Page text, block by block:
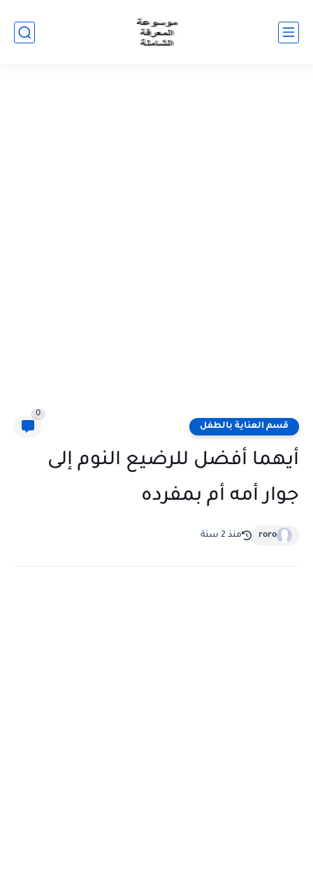
قسم العناية بالطفل
0
أيهما أفضل للرضيع النوم إلى
جوار أمه أم بمفرده
roro منذ 2 سنة